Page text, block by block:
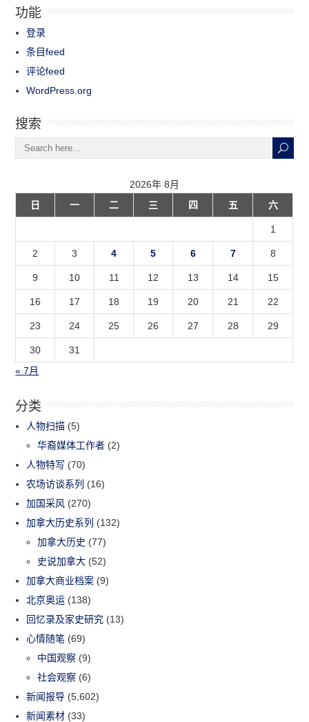
功能
登录
条目feed
评论feed
WordPress.org
搜索
2026年 8月
日
一 二 三 四 五 六
1
2 3 4 5 6 7 8
9 10 11 12 13 14 15
16 17 18 19 20 21 22
23 24 25 26 27 28 29
30
31
« 7月
分类
人物扫描 (5)
华裔媒体工作者 (2)
人物特写 (70)
农场访谈系列 (16)
加国采风 (270)
加拿大历史系列 (132)
加拿大历史 (77)
史说加拿大 (52)
加拿大商业档案 (9)
北京奥运 (138)
回忆录及家史研究 (13)
心情随笔 (69)
中国观察 (9)
社会观察 (6)
新闻报导 (5,602)
新闻素材 (33)